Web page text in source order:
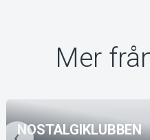
Mer
NOSTALGIKLUBBEN